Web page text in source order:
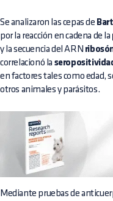
Se analizaron las cepas de
por la reacción en cadena de la
y la secuencia del ARN
correlacionó la
en factores tales como edad,
otros animales y parásitos.
Mediante pruebas de